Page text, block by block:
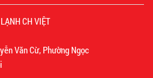
CH VIỆT
Văn Cừ, Phường Ngọc